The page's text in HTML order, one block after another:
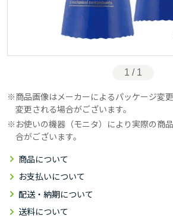
1 / 1
商品画像はメーカーによるパッケージ変
変更される場合がございます。
お使いの機器（モニタ）により実際の商
合がございます。
商品について
お支払いについて
配送・納期について
送料について